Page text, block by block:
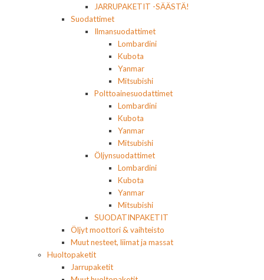
JARRUPAKETIT -SÄÄSTÄ!
Suodattimet
Ilmansuodattimet
Lombardini
Kubota
Yanmar
Mitsubishi
Polttoainesuodattimet
Lombardini
Kubota
Yanmar
Mitsubishi
Öljynsuodattimet
Lombardini
Kubota
Yanmar
Mitsubishi
SUODATINPAKETIT
Öljyt moottori & vaihteisto
Muut nesteet, liimat ja massat
Huoltopaketit
Jarrupaketit